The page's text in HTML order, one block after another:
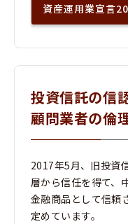
資産運用業宣言
投資信託の信
顧問業者の倫
2017年5月、旧投資
層から信任を得て、
金融商品として信頼
定めています。